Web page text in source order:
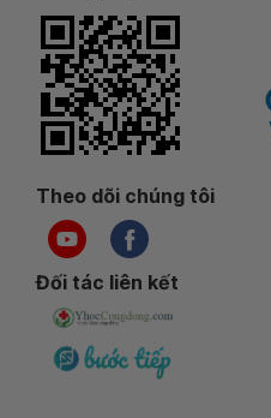
Theo dõi chúng tôi
Đối tác liên kết